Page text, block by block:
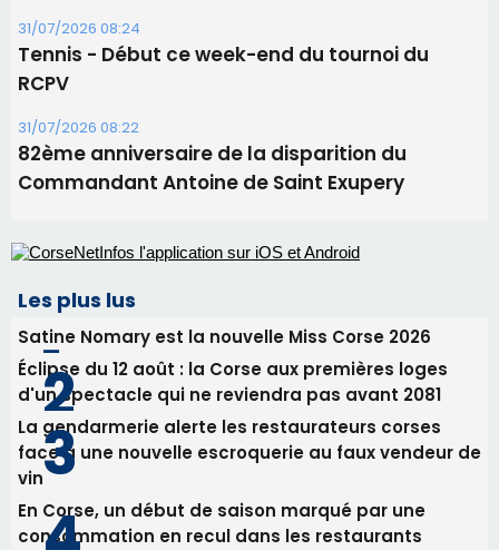
31/07/2026 08:24
Tennis - Début ce week-end du tournoi du
RCPV
31/07/2026 08:22
82ème anniversaire de la disparition du
Commandant Antoine de Saint Exupery
Les plus lus
Satine Nomary est la nouvelle Miss Corse 2026
Éclipse du 12 août : la Corse aux premières loges
d'un spectacle qui ne reviendra pas avant 2081
La gendarmerie alerte les restaurateurs corses
face à une nouvelle escroquerie au faux vendeur de
vin
En Corse, un début de saison marqué par une
consommation en recul dans les restaurants